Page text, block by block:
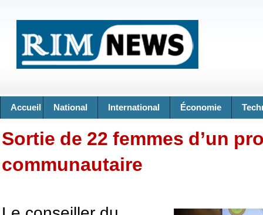
Accueil National International Économie
Sortie de 22 femmes d’un
communautaire